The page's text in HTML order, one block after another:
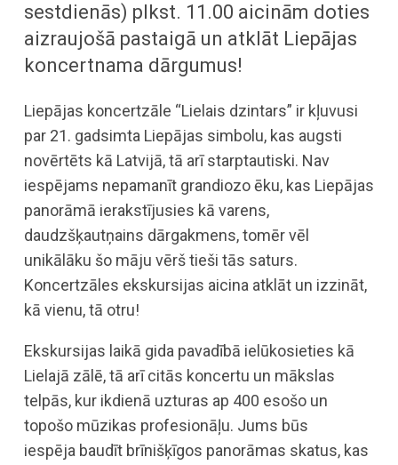
sestdienās) plkst. 11.00 aicinām doties
aizraujošā pastaigā un atklāt Liepājas
koncertnama dārgumus!
Liepājas koncertzāle “Lielais dzintars” ir kļuvusi
par 21. gadsimta Liepājas simbolu, kas augsti
novērtēts kā Latvijā, tā arī starptautiski. Nav
iespējams nepamanīt grandiozo ēku, kas Liepājas
panorāmā ierakstījusies kā varens,
daudzšķautņains dārgakmens, tomēr vēl
unikālāku šo māju vērš tieši tās saturs.
Koncertzāles ekskursijas aicina atklāt un izzināt,
kā vienu, tā otru!
Ekskursijas laikā gida pavadībā ielūkosieties kā
Lielajā zālē, tā arī citās koncertu un mākslas
telpās, kur ikdienā uzturas ap 400 esošo un
topošo mūzikas profesionāļu. Jums būs
iespēja baudīt brīnišķīgos panorāmas skatus, kas